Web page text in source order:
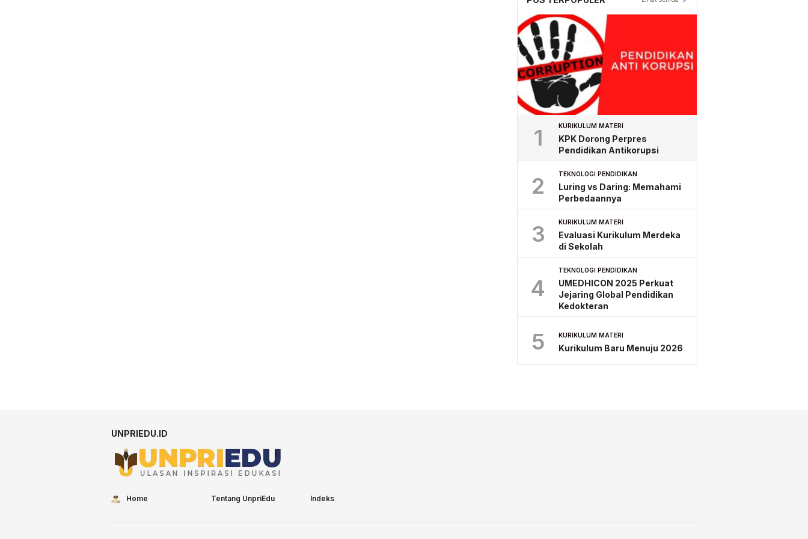
1 KURIKULUM MATERI
KPK Dorong Perpres
Pendidikan Antikorupsi
2 TEKNOLOGI PENDIDIKAN
Luring vs Daring: Memahami
Perbedaannya
3 KURIKULUM MATERI
Evaluasi Kurikulum Merdeka
di Sekolah
4
TEKNOLOGI PENDIDIKAN
UMEDHICON 2025 Perkuat
Jejaring Global Pendidikan
Kedokteran
5 KURIKULUM MATERI
Kurikulum Baru Menuju 2026
UNPRIEDU.ID
Home Tentang UnpriEdu Indeks